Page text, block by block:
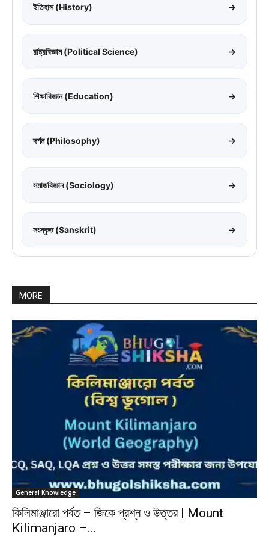
ইতিহাস (History) →
রাষ্ট্রবিজ্ঞান (Political Science) →
শিক্ষাবিজ্ঞান (Education) →
দর্শন (Philosophy) →
সমাজবিজ্ঞান (Sociology) →
সংস্কৃত (Sanskrit) →
MORE
General Knowledge
কিলিমাঞ্জারো পর্বত – জিকে প্রশ্ন ও উত্তর | Mount
Kilimanjaro –...